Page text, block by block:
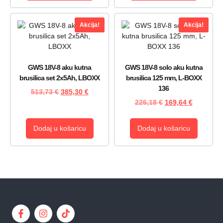
Akcija!
GWS 18V-8 aku kutna
brusilica set 2x5Ah, LBOXX
513,73€ 385,30 €
Dodaj u košaricu
Akcija!
GWS 18V-8 solo aku kutna
brusilica 125 mm, L-BOXX
136
226,18€ 169,64 €
Dodaj u košaricu